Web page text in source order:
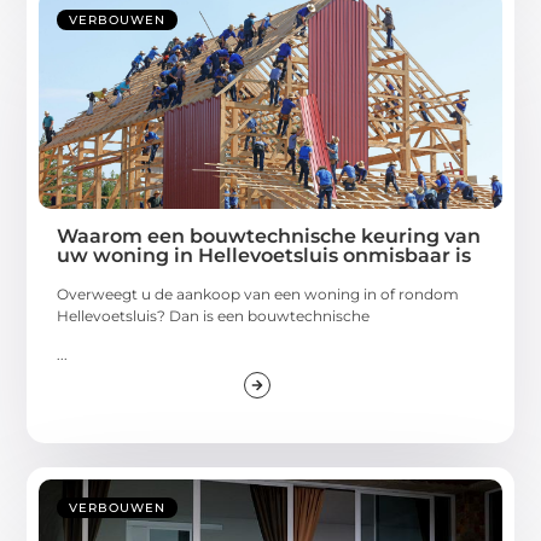
VERBOUWEN
Waarom een bouwtechnische keuring van
uw woning in Hellevoetsluis onmisbaar is
Overweegt u de aankoop van een woning in of rondom
Hellevoetsluis? Dan is een bouwtechnische
...
VERBOUWEN